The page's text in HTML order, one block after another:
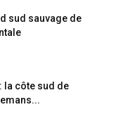
sud sauvage de
la côte sud de